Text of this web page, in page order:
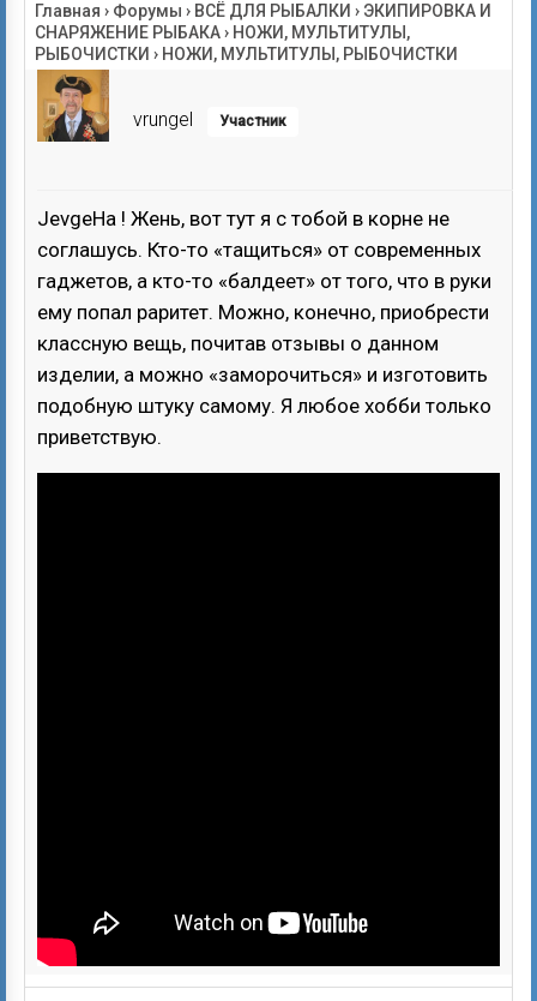
Главная › Форумы › ВСЁ ДЛЯ РЫБАЛКИ › ЭКИПИРОВКА И
СНАРЯЖЕНИЕ РЫБАКА› НОЖИ, МУЛЬТИТУЛЫ,
РЫБОЧИСТКИ › НОЖИ, МУЛЬТИТУЛЫ, РЫБОЧИСТКИ
vrungel Участник
JevgeHa ! Жень, вот тут я с тобой в корне не
соглашусь. Кто-то «тащиться» от современных
гаджетов, а кто-то «балдеет» от того, что в руки
ему попал раритет. Можно, конечно, приобрести
классную вещь, почитав отзывы о данном
изделии, а можно «заморочиться» и изготовить
подобную штуку самому. Я любое хобби только
приветствую.